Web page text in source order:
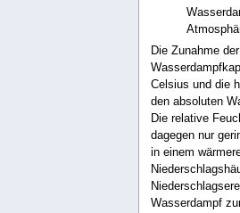
Die Zunahme
Celsius und die
den absoluten
Die relative
dagegen nur
in einem
Wasserdampf